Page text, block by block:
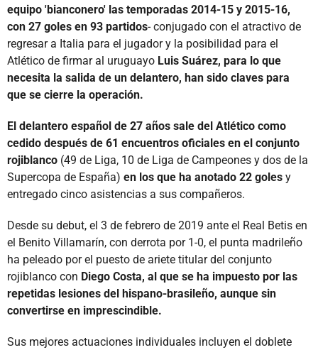
equipo 'bianconero' las temporadas 2014-15 y 2015-16,
con 27 goles en 93 partidos- conjugado con el atractivo de
regresar a Italia para el jugador y la posibilidad para el
Atlético de firmar al uruguayo Luis Suárez, para lo que
necesita la salida de un delantero, han sido claves para
que se cierre la operación.
El delantero español de 27 años sale del Atlético como
cedido después de 61 encuentros oficiales en el conjunto
rojiblanco (49 de Liga, 10 de Liga de Campeones y dos de la
Supercopa de España) en los que ha anotado 22 goles y
entregado cinco asistencias a sus compañeros.
Desde su debut, el 3 de febrero de 2019 ante el Real Betis en
el Benito Villamarín, con derrota por 1-0, el punta madrileño
ha peleado por el puesto de ariete titular del conjunto
rojiblanco con Diego Costa, al que se ha impuesto por las
repetidas lesiones del hispano-brasileño, aunque sin
convertirse en imprescindible.
Sus mejores actuaciones individuales incluyen el doblete